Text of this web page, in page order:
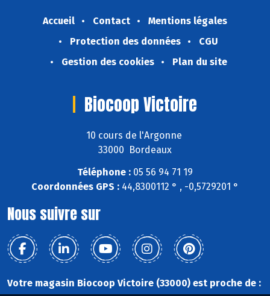
Accueil Contact
Mentions légales
Protection des données
CGU
Gestion des cookies
Plan du site
Biocoop Victoire
10 cours de l'Argonne
33000 Bordeaux
Téléphone : 05 56 94 71 19
Coordonnées GPS : 44,8300112 ° , -0,5729201 °
Nous suivre sur
Votre magasin Biocoop Victoire (33000) est proche de :